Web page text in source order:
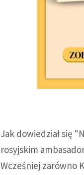
Jak dowiedział się
rosyjskim
Wcześniej zarówno